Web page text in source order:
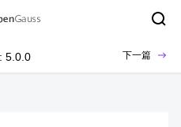
5.0.0 下一篇